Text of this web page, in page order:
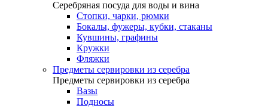
Серебряная посуда для воды и вина
Стопки, чарки, рюмки
Бокалы, фужеры, кубки, стаканы
Кувшины, графины
Кружки
Фляжки
Предметы сервировки из серебра
Предметы сервировки из серебра
Вазы
Подносы